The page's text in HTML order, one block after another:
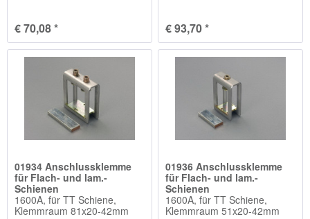
€ 70,08 * € 93,70 *
01934 Anschlussklemme
für Flach- und lam.-
Schienen
1600A, für TT Schiene,
Klemmraum 81x20-42mm
01936 Anschlussklemme
für Flach- und lam.-
Schienen
1600A, für TT Schiene,
Klemmraum 51x20-42mm